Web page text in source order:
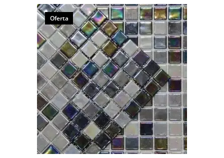
5.00de 5
Oferta